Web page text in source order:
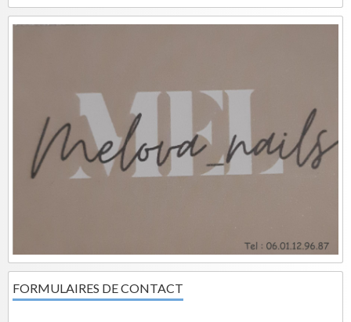
FORMULAIRES DE CONTACT